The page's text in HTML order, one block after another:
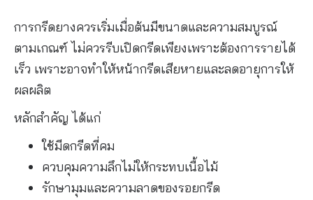
การกรีดยางควรเริ่มเมื่อต้นมีขนาดและความสมบูรณ์
ตามเกณฑ์ ไม่ควรรีบเปิดกรีดเพียงเพราะต้องการรายได้
เร็ว เพราะอาจทำให้หน้ากรีดเสียหายและลดอายุการให้
ผลผลิต
หลักสำคัญ ได้แก่
ใช้มีดกรีดที่คม
ควบคุมความลึกไม่ให้กระทบเนื้อไม้
รักษามุมและความลาดของรอยกรีด